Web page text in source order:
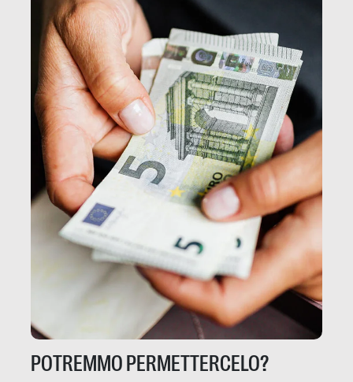
POTREMMO PERMETTERCELO?